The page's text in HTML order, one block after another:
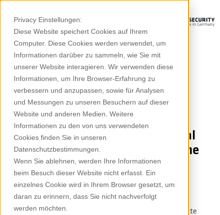
Privacy Einstellungen:
Diese Website speichert Cookies auf Ihrem
Computer. Diese Cookies werden verwendet, um
Informationen darüber zu sammeln, wie Sie mit
unserer Website interagieren. Wir verwenden diese
Informationen, um Ihre Browser-Erfahrung zu
verbessern und anzupassen, sowie für Analysen
und Messungen zu unseren Besuchern auf dieser
Website und anderen Medien. Weitere
Informationen zu den von uns verwendeten
Cookies finden Sie in unseren
Datenschutzbestimmungen.
Wenn Sie ablehnen, werden Ihre Informationen
beim Besuch dieser Website nicht erfasst. Ein
einzelnes Cookie wird in Ihrem Browser gesetzt, um
daran zu erinnern, dass Sie nicht nachverfolgt
werden möchten.
Downloads Success Stories & Case Studies
sonnen GmbH: Schutz für global
verteilte Energiespeichersysteme
für vernetzte private Energiespeicher
Success Story sonnen GmbH: Dezentrale
Energiespeichersysteme weltweit schützen für vernetzte